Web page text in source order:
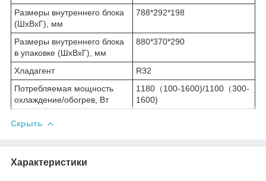
Размеры внутреннего блока
(ШхВхГ), мм
788*292*198
Размеры внутреннего блока
в упаковке (ШхВхГ), мм
880*370*290
Хладагент
R32
Потребляемая мощность
охлаждение/обогрев, Вт
1180（100-1600)/1100（300-
1600)
Скрыть
Характеристики